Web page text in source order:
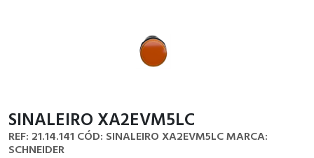
SINALEIRO XA2EVM5LC
REF: 21.14.141 CÓD: SINALEIRO XA2EVM5LCMARCA:
SCHNEIDER